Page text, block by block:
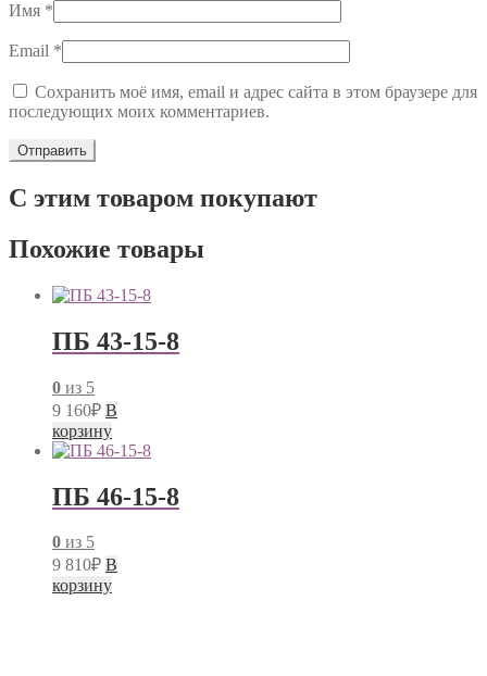
Имя *
Email *
Сохранить моё имя, email и адрес сайта в этом браузере для
последующих моих комментариев.
С этим товаром покупают
Похожие товары
ПБ 43-15-8
0 из 5
9 160₽ В
корзину
ПБ 46-15-8
0 из 5
9 810₽ В
корзину